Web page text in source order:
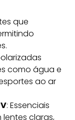
que
como água e
ao ar
: Essenciais
claras,